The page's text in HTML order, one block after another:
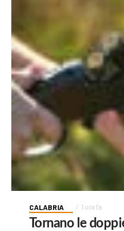
CALABRIA 1 ora fa
Tornano le